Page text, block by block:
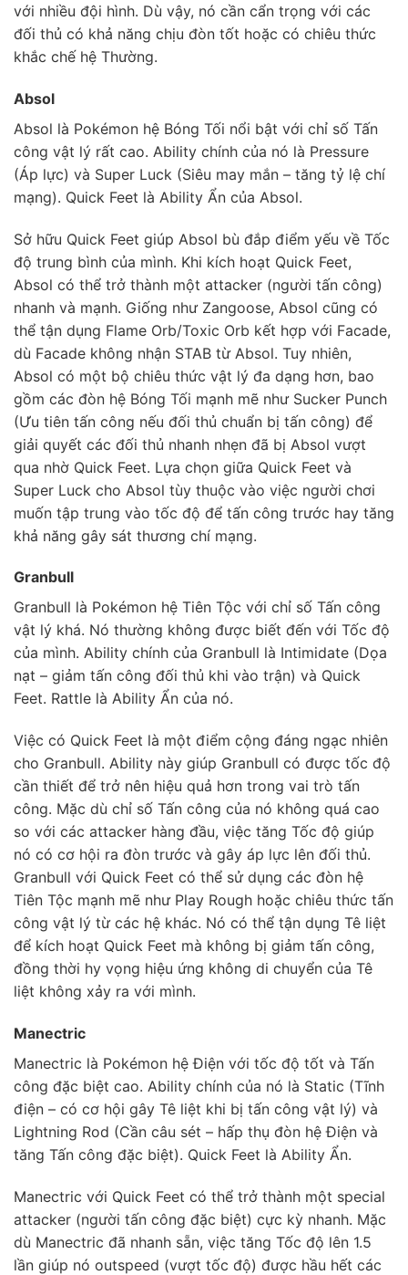
với nhiều đội hình. Dù vậy, nó cần cẩn trọng với các
đối thủ có khả năng chịu đòn tốt hoặc có chiêu thức
khắc chế hệ Thường.
Absol
Absol là Pokémon hệ Bóng Tối nổi bật với chỉ số Tấn
công vật lý rất cao. Ability chính của nó là Pressure
(Áp lực) và Super Luck (Siêu may mắn – tăng tỷ lệ chí
mạng). Quick Feet là Ability Ẩn của Absol.
Sở hữu Quick Feet giúp Absol bù đắp điểm yếu về Tốc
độ trung bình của mình. Khi kích hoạt Quick Feet,
Absol có thể trở thành một attacker (người tấn công)
nhanh và mạnh. Giống như Zangoose, Absol cũng có
thể tận dụng Flame Orb/Toxic Orb kết hợp với Facade,
dù Facade không nhận STAB từ Absol. Tuy nhiên,
Absol có một bộ chiêu thức vật lý đa dạng hơn, bao
gồm các đòn hệ Bóng Tối mạnh mẽ như Sucker Punch
(Ưu tiên tấn công nếu đối thủ chuẩn bị tấn công) để
giải quyết các đối thủ nhanh nhẹn đã bị Absol vượt
qua nhờ Quick Feet. Lựa chọn giữa Quick Feet và
Super Luck cho Absol tùy thuộc vào việc người chơi
muốn tập trung vào tốc độ để tấn công trước hay tăng
khả năng gây sát thương chí mạng.
Granbull
Granbull là Pokémon hệ Tiên Tộc với chỉ số Tấn công
vật lý khá. Nó thường không được biết đến với Tốc độ
của mình. Ability chính của Granbull là Intimidate (Dọa
nạt – giảm tấn công đối thủ khi vào trận) và Quick
Feet. Rattle là Ability Ẩn của nó.
Việc có Quick Feet là một điểm cộng đáng ngạc nhiên
cho Granbull. Ability này giúp Granbull có được tốc độ
cần thiết để trở nên hiệu quả hơn trong vai trò tấn
công. Mặc dù chỉ số Tấn công của nó không quá cao
so với các attacker hàng đầu, việc tăng Tốc độ giúp
nó có cơ hội ra đòn trước và gây áp lực lên đối thủ.
Granbull với Quick Feet có thể sử dụng các đòn hệ
Tiên Tộc mạnh mẽ như Play Rough hoặc chiêu thức tấn
công vật lý từ các hệ khác. Nó có thể tận dụng Tê liệt
để kích hoạt Quick Feet mà không bị giảm tấn công,
đồng thời hy vọng hiệu ứng không di chuyển của Tê
liệt không xảy ra với mình.
Manectric
Manectric là Pokémon hệ Điện với tốc độ tốt và Tấn
công đặc biệt cao. Ability chính của nó là Static (Tĩnh
điện – có cơ hội gây Tê liệt khi bị tấn công vật lý) và
Lightning Rod (Cần câu sét – hấp thụ đòn hệ Điện và
tăng Tấn công đặc biệt). Quick Feet là Ability Ẩn.
Manectric với Quick Feet có thể trở thành một special
attacker (người tấn công đặc biệt) cực kỳ nhanh. Mặc
dù Manectric đã nhanh sẵn, việc tăng Tốc độ lên 1.5
lần giúp nó outspeed (vượt tốc độ) được hầu hết các